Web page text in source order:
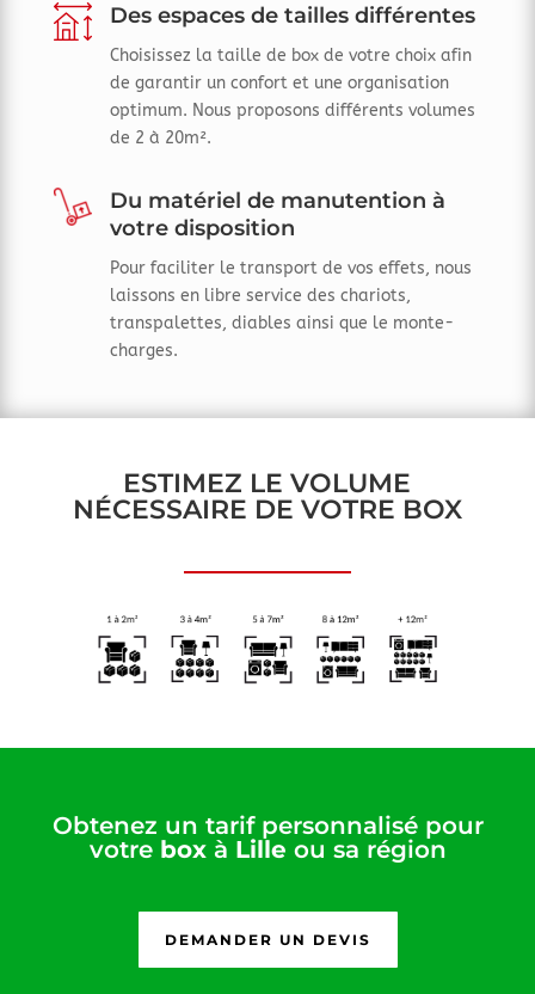
Des espaces de tailles différentes
Choisissez la taille de box de votre choix afin
de garantir un confort et une organisation
optimum. Nous proposons différents volumes
de 2 à 20m².
Du matériel de manutention à
votre disposition
Pour faciliter le transport de vos effets, nous
laissons en libre service des chariots,
transpalettes, diables ainsi que le monte-
charges.
ESTIMEZ LE VOLUME
NÉCESSAIRE DE VOTRE BOX
Obtenez un tarif personnalisé pour
votre boxà Lille ou sa région
DEMANDER UN DEVIS